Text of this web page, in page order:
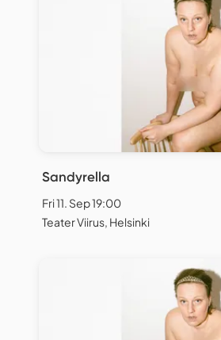
Sandyrella
Fri 11. Sep 19:00
Teater Viirus, Helsinki